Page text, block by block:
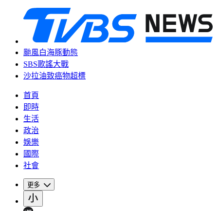
颱風白海豚動態
SBS歌謠大戰
沙拉油致癌物超標
首頁
即時
生活
政治
娛樂
國際
社會
更多